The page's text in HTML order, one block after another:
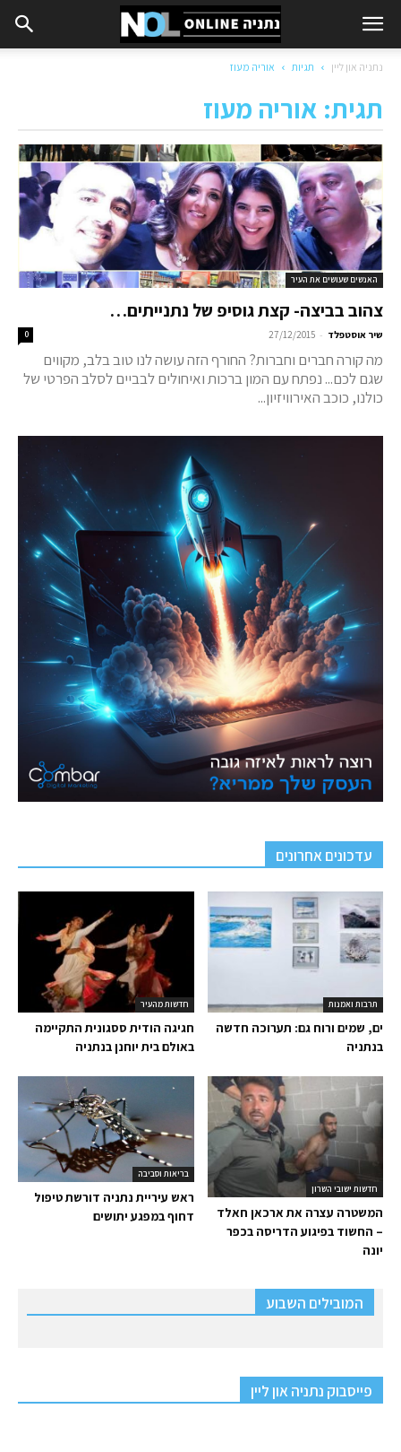
נתניה און ליין תגיות אוריה מעוז
תגית: אוריה מעוז
האנשים שעושים את העיר
צהוב בביצה- קצת גוסיפ של נתנייתים…
שיר אוסטפלד -
27/12/2015
0
מה קורה חברים וחברות? החורף הזה עושה לנו טוב בלב, מקווים
שגם לכם... נפתח עם המון ברכות ואיחולים לבביים לסלב הפרטי של
כולנו, כוכב האירוויזיון...
עדכונים אחרונים
חדשות מהעיר
חגיגה הודית ססגונית התקיימה
באולם בית יוחנן בנתניה
תרבות ואמנות
ים, שמים ורוח גם: תערוכה חדשה
בנתניה
בריאות וסביבה
ראש עיריית נתניה דורשת טיפול
דחוף במפגע יתושים
חדשות ישובי השרון
המשטרה עצרה את ארכאן חאלד
– החשוד בפיגוע הדריסה בכפר
יונה
המובילים השבוע
פייסבוק נתניה און ליין